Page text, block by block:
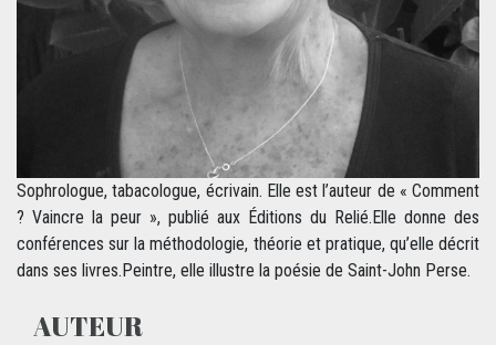
Sophrologue, tabacologue, écrivain. Elle est l’auteur de « Comment
? Vaincre la peur », publié aux Éditions du Relié.Elle donne des
conférences sur la méthodologie, théorie et pratique, qu’elle décrit
dans ses livres.Peintre, elle illustre la poésie de Saint-John Perse.
AUTEUR